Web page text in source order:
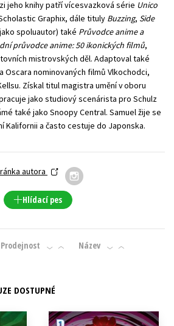
Ostatní Počítače
Poezie
dospělé
Populárně - naučné pro děti
Příroda a zahrada
Přírodní vědy
Technika a věda
Učebnice
Výchova a pedagogika
Young adult
Zahraniční literatura Zdraví a životní styl
jeho knihy patří vícesvazková série Unico
Graphix, dále tituly Buzzing, Side
spoluautor) také Průvodce anime a
průvodce anime: 50 ikonických filmů,
mistrovských děl. Adaptoval také
Oscara nominovaných filmů Vlkochodci,
Získal titul magistra umění v oboru
jako studiový scenárista pro Schulz
také jako Snoopy Central. Samuel žije se
Kalifornii a často cestuje do Japonska.
autora
Hlídací pes
Prodejnost
Název
DOSTUPNÉ